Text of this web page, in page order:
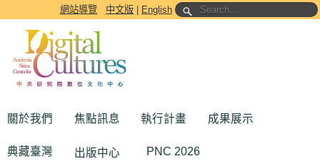
跳到主要內容區塊網站導覽 中文版 English
關於我們 焦點訊息 執行計畫 成果展示
典藏臺灣 出版中心 PNC 2026